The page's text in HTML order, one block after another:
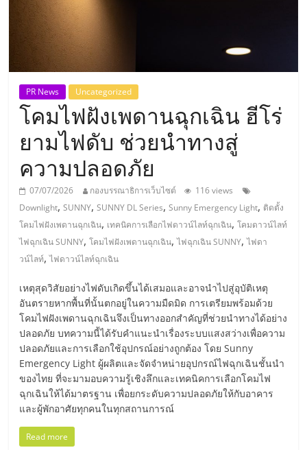
ThaiSMEsCenter,
รวม
ธุรกิจ
เอ
ส
เอ็
มอี
ไทย,
SMEs,
แฟ
รน
ไชส์,
PR News Uncategorized
โคมไฟฝังเพดานฉุกเฉิน ฮีโร่
ยามไฟดับ ช่วยนำทางสู่
ความปลอดภัย
07/07/2026 กองบรรณาธิการเว็บไซต์
116 views
Downlight,SUNNY,SUNNY DL Series,Sunny Emergency Light, ติดตั้ง
โคมไฟฝังเพดานฉุกเฉิน, เทคนิคการเลือกไฟดาวน์ไลท์ฉุกเฉิน,โคมดาวน์ไลท์
ไฟฉุกเฉิน SUNNY,โคมไฟฝังเพดานฉุกเฉิน,ไฟฉุกเฉิน SUNNY,ไฟดา
วน์ไลท์,ไฟดาวน์ไลท์ฉุกเฉิน
เหตุสุดวิสัยอย่างไฟดับเกิดขึ้นได้เสมอและอาจนำไปสู่อุบัติเหตุ
อันตรายหากพื้นที่นั้นตกอยู่ในความมืดมิด การเตรียมพร้อมด้วย
โคมไฟฝังเพดานฉุกเฉินจึงเป็นทางออกสำคัญที่ช่วยนำทางได้อย่าง
ปลอดภัย บทความนี้ได้รับคำแนะนำเรื่องระบบแสงสว่างเพื่อความ
ปลอดภัยและการเลือกใช้อุปกรณ์อย่างถูกต้อง โดย Sunny
Emergency Light ผู้ผลิตและจัดจำหน่ายอุปกรณ์ไฟฉุกเฉินชั้นนำ
ของไทย ที่จะมามอบความรู้เชิงลึกและเทคนิคการเลือกโคมไฟ
ฉุกเฉินให้ได้มาตรฐาน เพื่อยกระดับความปลอดภัยให้กับอาคาร
และผู้พักอาศัยทุกคนในทุกสถานการณ์
Read more